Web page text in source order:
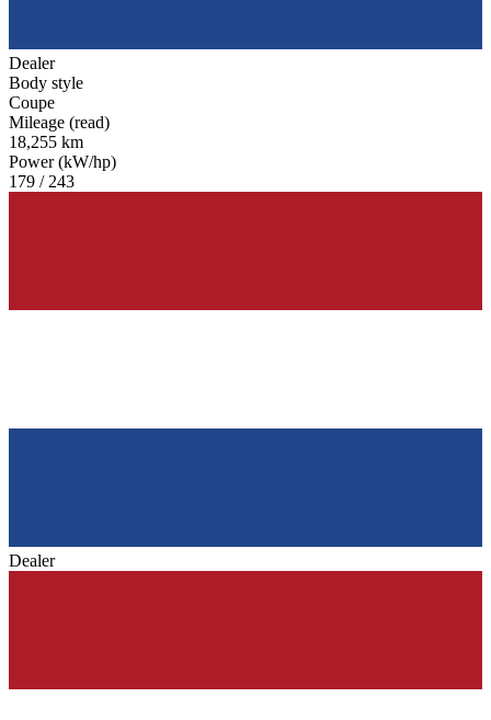
Dealer
Body style
Coupe
Mileage (read)
18,255 km
Power (kW/hp)
179 / 243
Dealer